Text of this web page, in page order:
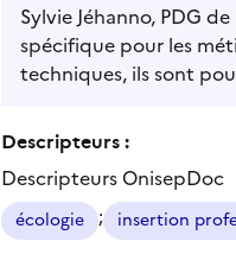
Sylvie Jéhanno, PDG
spécifique pour les
techniques, ils sont
Descripteurs :
Descripteurs OnisepDoc
écologie ; insertion